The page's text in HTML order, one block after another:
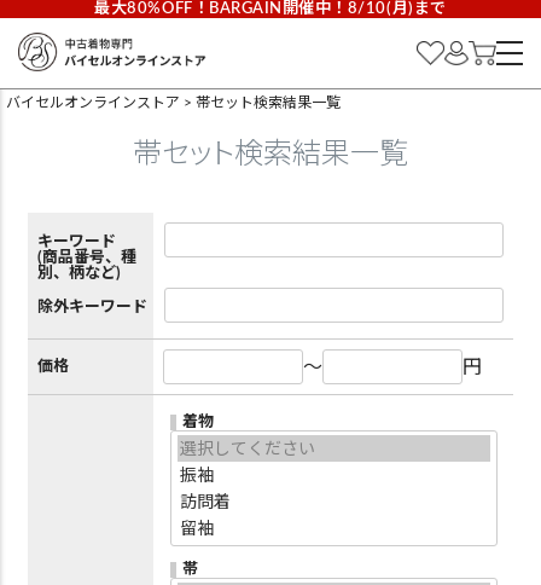
最大80%OFF！BARGAIN開催中！8/10(月)まで
バイセルオンラインストア 帯セット検索結果一覧
帯セット検索結果一覧
キーワード
(商品番号、種
別、柄など)
除外キーワード
価格 ～ 円
着物
帯